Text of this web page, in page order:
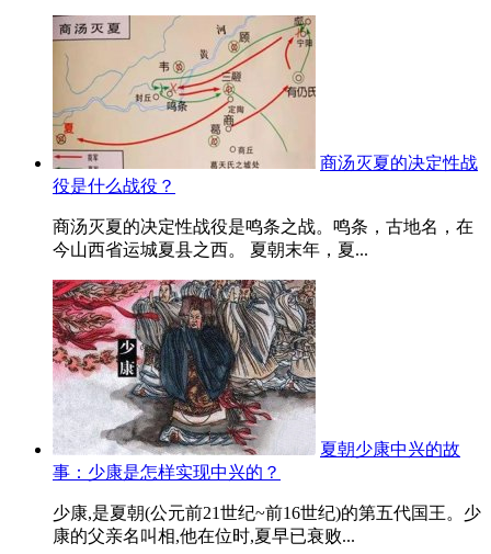
商汤灭夏的决定性战
役是什么战役？
商汤灭夏的决定性战役是鸣条之战。鸣条，古地名，在
今山西省运城夏县之西。 夏朝末年，夏...
夏朝少康中兴的故
事：少康是怎样实现中兴的？
少康,是夏朝(公元前21世纪~前16世纪)的第五代国王。少
康的父亲名叫相,他在位时,夏早已衰败...